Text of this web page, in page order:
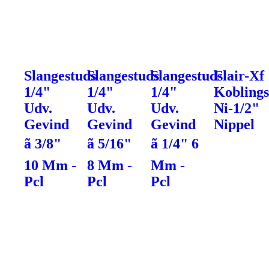
Slangestuds
1/4"
Udv.
Gevind
ã 3/8"
10 Mm -
Pcl
Slangestuds
1/4"
Udv.
Gevind
ã 5/16"
8 Mm -
Pcl
Slangestuds
1/4"
Udv.
Gevind
ã 1/4" 6
Mm -
Pcl
Flair-Xf
Ni-1/2"
Nippel